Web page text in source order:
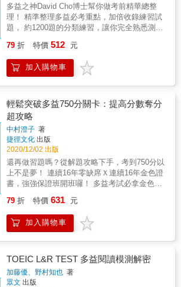
具，能讓讀者不僅不用再額外花錢，且使用率
和相容性也是史上最高。3. 「VRP虛擬點讀
筆」就是這麼方便！（1）讀者只要透過書中的
QR Code連結，就能立即下載「Youtor
App」。（僅限iPhone和Android二種系統手
要的音檔或直接掃描內頁QR Code，將音檔一
次從雲端下載至手機使用。（3）當音檔已完成
下載後，讀者只要拿出手機並開啟「Youtor
App」（內含VRP虛擬點讀筆），就能隨時掃
描書中頁面的QR Code立即讀取音檔（平均1秒
內）且不需要開啟上網功能。（4）「VRP虛擬
點讀筆」就像是點讀筆一樣好用，還可以調整
播放速度（0.8-1.2倍速），加強聽力練習。
（5）「VRP虛擬點讀筆」比點讀筆更好用，具
有定時播放、背景播放的功能，也可以自動換
頁或是手動點選想要的頁數，聆聽該頁音檔。
（6）如果讀者擔心音檔下載後太佔手機空間，
載。購買本公司書籍的讀者等於有一個雲端的
CD櫃可隨時使用。（7）詳細使用及操作方法
請見書中使用說明。■ 線上使用「VRP虛擬點
（https://webvrp.17buy.com.tw）註冊／登入會
員即可。2. 為什麼會有「VRP虛擬點讀筆」網
頁版？（1）「Youtor App」（內含VRP虛擬點
學習工具書時，為了要聽隨書附贈的音檔，總
是要拿出已經很少在用的CD播放器或利用電腦
轉存音檔到手機來使用，耗時又不方便。（2）
坊間當然也有推出「點讀筆」來改善此種學習
上的不方便，但是一支筆加一本書往往就要
二、三千元，且各家點讀筆又不相容，CP值真
的很低。（3）後來雖然有了利用QR Code掃描
取音檔的時間往往要花個5秒以上，很令人氣
結。（4）因此，我們為了同時解決讀者以上三
種困擾，特別領先全球開發了「VRP虛擬點讀
筆」，並獲得專利，希望這個輔助學習的工
具，能讓讀者不僅不用再額外花錢，且使用率
和相容性也是史上最高。3. 「VRP虛擬點讀
筆」就是這麼方便！（1）讀者只要透過書中的
QR Code連結，就能立即下載「Youtor
App」。（僅限iPhone和Android二種系統手
機）（2）下載完成後，可至App目錄中搜尋需
次從雲端下載至手機使用。（3）當音檔已完成
下載後，讀者只要拿出手機並開啟「Youtor
App」（內含VRP虛擬點讀筆），就能隨時掃
描書中頁面的QR Code立即讀取音檔（平均1秒
內）且不需要開啟上網功能。（4）「VRP虛擬
點讀筆」就像是點讀筆一樣好用，還可以調整
播放速度（0.8-1.2倍速），加強聽力練習。
升70％！ 由「多益滿分模王」精心撰寫最擬
真、最優質的多益閱讀模擬試題，只要熟練這
些題目就能掌握題目關鍵，反覆刷題練手感，
提升，順利考到滿分990分！ 【使用說明】 考
題活用法： Point 1. 選擇最優質的模擬試題！
Point 2. 一份模擬試題至少要做3次以上！
Point 3. 反覆練習時，不要把答案背起來！
Point 4. 培養正確答題的洞察力！ Point 5. 力
求「能理解所有英文」、「解析所有試題」！
跟著考過70次多益滿分的「多益滿分模王」，
破解多益TOEIC閱讀測驗！ Step 1. 熟悉多益
題型，掌握出題趨勢！ 開始寫模擬試題前，多
益滿分模王先帶你熟悉Part 5～7的考試架構、
出題趨勢，只要了解題型，就能夠掌握考官的
出題邏輯。 Step 2. 熟練模擬試題，增強應考
實力！ ［第一次］模擬實際考試。作答時如果
查。 ★ 就算作答完，也先不要確認正確答案與
閱讀解析。 ［第二次］反覆作答，不管反覆幾
次都可以，直到擁有「這就是正確答案」的確
案。 ［對答案、計分、複習］將第一次與第二
次的作答對答案並計分，比較兩次的測驗結
果，分析答題概況。 ★ 詳細閱讀解析、確認並
每日與大量考生接觸，完全理解考生答題時的
盲點。本書依照豐富的教學經驗，獨家歸納
Part 5～Part 7高分祕技、答題時間分配，並提
生釐清考題關鍵，在75分鐘內徹底激發高分實
力。 獨家答題「答對率」，找出弱點！ 每一題
試題解說皆附上「答對率」，為教師團隊長期
統計考生答對該題的比例。對於題目的難易度
及易犯錯誤，考生一目了然，可依此調整準備
方向。 以「答案卡」練習畫卡，訓練作答方
式！ 許多考生平常做模擬試題時，沒有一併練
習畫答案卡，實際考試才發現加上畫卡竟然手
忙腳亂，大大影響作答時間和節奏！為了真實
還原考場答題情境，每回測驗附有答案卡，供
考生參照並練習畫卡手感。 善用「分數預測
表」，自我評估！ 使用本書的「分數預測
表」，考生可掌握自我實力，並預估實際應考
分數，朝目標不斷進步。 本書特色 990滿分團
隊精闢解題，一讀就懂 日本權威多益團隊為考
生量身打造，命中考點靶心。 1000次進場應
考，緊扣官方出題趨勢 實際應考超過千次，長
期追蹤剖析命題方向。
程度，再透過Stage 2「速度訓練」提升答題速
度，以及Stage 3「強化理解」深化閱讀理解
力，最後在Stage 4「模擬測驗」驗收特訓成
果。 多元閱讀訓練，同時提升速度與理解力！
回單篇文章、4回雙篇文章及6回三篇文章；考
生跟著文章難度由簡入難的設計，依照限時作
答的學習策略，一步步確實提升自己的閱讀速
6篇比正式考試難度更高的長篇文章，考生需訓
練自己只閱讀一次就作答的能力，以提升閱讀
長篇文章的專注力與理解力，有效攻克多益的
多篇文章測驗！ 160字／分朗讀速度，閱讀力
強速升級！ 根據實際統計分析，考生需每分鐘
閱讀將近160字，才能順利寫完閱讀的題目。為
幫助考生掌握每分鐘160字的閱讀速度，本書以
此速度錄製文章朗讀MP3，考生可搭配練習，
的答題實力！ 閱讀力指數，自我診斷速度及理
解力！ 所謂閱讀力指數，是將閱讀速度乘以答
對率，以評估考生速度及理解力的綜合性指
標。因為無論閱讀的速度有多快，如果看不懂
內容，一樣徒勞無功。本書特訓加入該指數概
念，當指數到達125時，表示閱讀速度已達到每
分鐘160字，理解力八成左右，並具備多益900
分的水準。讀者可按照書裡提供的方法，反覆
多益之神David Cho博士幫你做考前精華總整
理！ 精準整理多益必考重點，加倍收錄練習試
題， 約1200題的分類練習，讓你完全熟悉測驗
的成績提升 & 想靠練習解題來準備多益，又擔
心沒有系統地做題目，造成學習上的盲點？
《新制多益閱讀測驗總整理》不但提供Hackers
態」、「詞性」、「閱讀考題分類」、「閱讀
文章分類」、「詞彙題」等等，讓讀者能分門
別類進行學習，找出自己考試的弱點。在每個
類型的考題之前，也提供最精準的重點整理與
學習內容，讓讀者真正學會之後再進行練習，
而不是憑感覺、漫無目的地做題目。相較於
《閱讀題庫大全》，本書提供較為簡明扼要的
學習內容，但加倍收錄每單元最後的練習題，
讓讀者在兼顧基本學習的同時，還能獲得最大
的練習量。 & 本書特色 & ◆ 實際進場考試調
測 Hackers團隊最自豪的特色，就是持續進場
應考，實際調查出題內容，所以才能精準分析
必考的文法、閱讀、單字，並且分類整理成學
也因為完全了解出題傾向，才能提供最接近實
際考試的練習題，真正幫助提高分數。 & ◆ 提
供「文法、閱讀、詞彙」三大領域的分類學習
79 折 特價 512 元
加入購物車
輕鬆突破多益750分關卡：提高分數奪分
超攻略
中村澄子 著
捷徑文化 出版
2020/12/02 出版
還再做習題嗎？從解題攻略下手，考到750分以
上不是夢！ 連續16年零缺席Ｘ連續16年金色證
書，強強保證班開班囉！ 多益考試必拿金色滿
攻略 & ＊從關鍵字下手破解多篇閱讀所有考生
障礙 ＊16年來統計出的必考文法讓考試中的陷
阱題一次現形 ＊邊聽邊作答的考題技巧和節奏
填空100%取分超攻略！ 中村澄子老師的新制
TOEIC閱讀：單篇閱讀、多篇閱讀100%取分超
攻略！ 中村澄子老師的新制TOEIC聽力：多益
79 折 特價 631 元
加入購物車
TOEIC L&R TEST 多益閱讀模測解密
加藤優、野村知也 著
眾文 出版